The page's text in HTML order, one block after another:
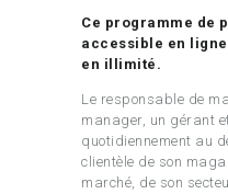
Ce programme de
accessible en
en illimité.
Le responsable de
manager, un gérant
quotidiennement au
clientèle de son
marché, de son